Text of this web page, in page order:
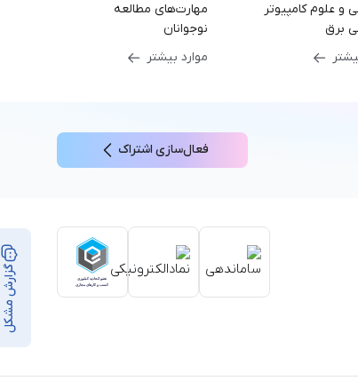
گزارش مشکل
و علوم کامپیوتر
برق
مهارت‌های مطالعه
نوجوانان
موارد بیشتر
فعال‌سازی اشتراک